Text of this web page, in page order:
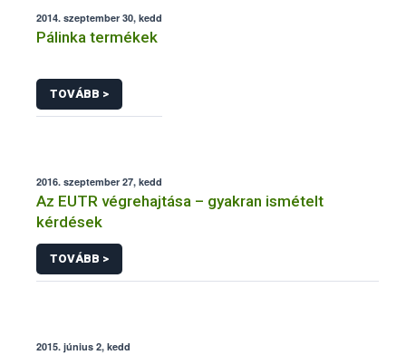
2014. szeptember 30, kedd
Pálinka termékek
TOVÁBB >
2016. szeptember 27, kedd
Az EUTR végrehajtása – gyakran ismételt
kérdések
TOVÁBB >
2015. június 2, kedd